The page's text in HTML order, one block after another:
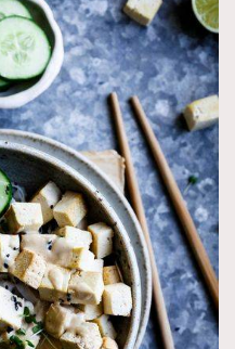
FigaroAesthetic